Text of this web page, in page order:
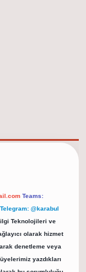
Teams:
Telegram: @karabul
Teknolojileri ve
olarak hizmet
denetleme veya
yazdıkları